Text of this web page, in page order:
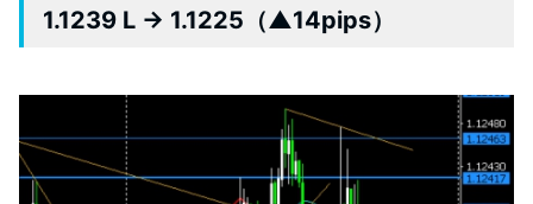
1.1239 L → 1.1225（▲14pips）